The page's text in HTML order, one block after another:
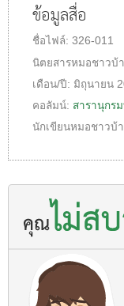
ข้อมูลสื่อ
ชื่อไฟล์: 326-011
นิตยสารหมอชาวบ้
เดือน/ปี: มิถุนายน
คอลัมน์: สารานุกร
นักเขียนหมอชาวบ้